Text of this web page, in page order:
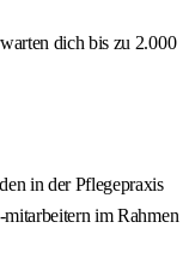
dich bis zu 2.000
in der Pflegepraxis
im Rahmen